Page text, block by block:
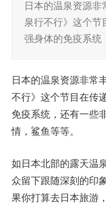
日本的温泉资源
泉行不行》这个节
强身体的免疫系
日本的温泉资源非常
不行》这个节目在传
免疫系统，还有一些
情，鲨鱼等等。
如日本北部的露天温
众留下跟随深刻的印
果你打算去日本旅游